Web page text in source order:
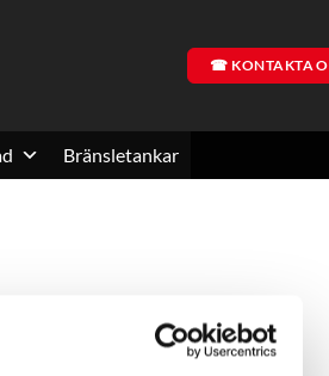
☎ KONTAKTA
Bränsletankar